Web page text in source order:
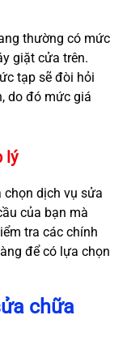
thường có mức
giặt cửa trên.
tạp sẽ đòi hỏi
do đó mức giá
lý
chọn dịch vụ sửa
của bạn mà
tra các chính
để có lựa chọn
chữa